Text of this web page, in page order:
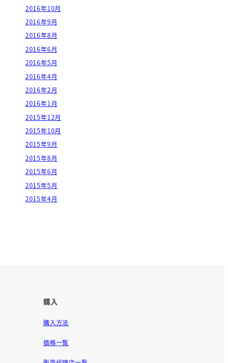
2016年10月
2016年9月
2016年8月
2016年6月
2016年5月
2016年4月
2016年2月
2016年1月
2015年12月
2015年10月
2015年9月
2015年8月
2015年6月
2015年5月
2015年4月
購入
購入方法
価格一覧